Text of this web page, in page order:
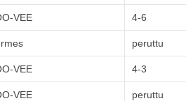
VEE 4-6
peruttu
VEE 4-3
VEE peruttu